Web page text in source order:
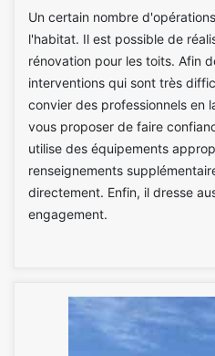
Un certain nombre
l'habitat. Il est possible de
rénovation pour les toits. Afin
interventions qui sont très
convier des professionnels en
vous proposer de faire
utilise des équipements
renseignements
directement. Enfin, il dresse
engagement.